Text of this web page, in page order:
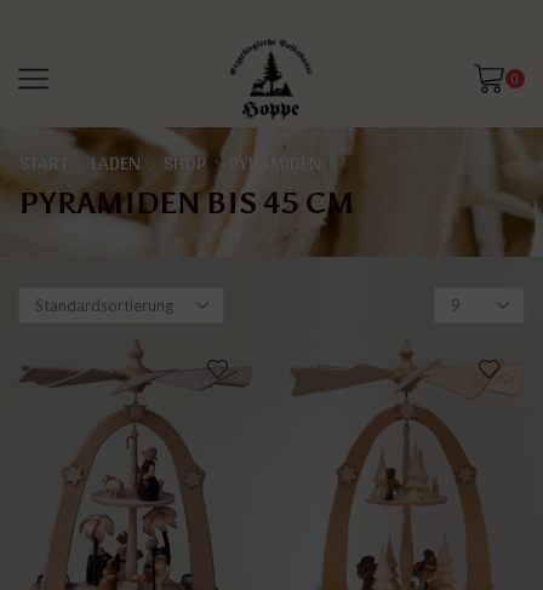
0
START LADEN SHOP
PYRAMIDEN
PYRAMIDEN BIS 45 CM